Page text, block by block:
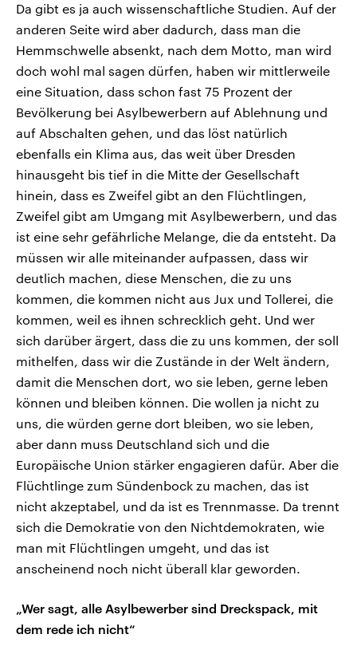
Da gibt es ja auch wissenschaftliche Studien. Auf der
anderen Seite wird aber dadurch, dass man die
Hemmschwelle absenkt, nach dem Motto, man wird
doch wohl mal sagen dürfen, haben wir mittlerweile
eine Situation, dass schon fast 75 Prozent der
Bevölkerung bei Asylbewerbern auf Ablehnung und
auf Abschalten gehen, und das löst natürlich
ebenfalls ein Klima aus, das weit über Dresden
hinausgeht bis tief in die Mitte der Gesellschaft
hinein, dass es Zweifel gibt an den Flüchtlingen,
Zweifel gibt am Umgang mit Asylbewerbern, und das
ist eine sehr gefährliche Melange, die da entsteht. Da
müssen wir alle miteinander aufpassen, dass wir
deutlich machen, diese Menschen, die zu uns
kommen, die kommen nicht aus Jux und Tollerei, die
kommen, weil es ihnen schrecklich geht. Und wer
sich darüber ärgert, dass die zu uns kommen, der soll
mithelfen, dass wir die Zustände in der Welt ändern,
damit die Menschen dort, wo sie leben, gerne leben
können und bleiben können. Die wollen ja nicht zu
uns, die würden gerne dort bleiben, wo sie leben,
aber dann muss Deutschland sich und die
Europäische Union stärker engagieren dafür. Aber die
Flüchtlinge zum Sündenbock zu machen, das ist
nicht akzeptabel, und da ist es Trennmasse. Da trennt
sich die Demokratie von den Nichtdemokraten, wie
man mit Flüchtlingen umgeht, und das ist
anscheinend noch nicht überall klar geworden.
„Wer sagt, alle Asylbewerber sind Dreckspack, mit
dem rede ich nicht“